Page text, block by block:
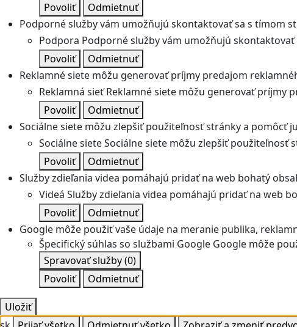
Povoliť
Odmietnuť
Podporné služby vám umožňujú skontaktovať sa s tímom
Podpora Podporné služby vám umožňujú
Povoliť
Odmietnuť
Reklamné siete môžu generovať príjmy predajom
Reklamná sieť Reklamné siete môžu generovať príjmy
Povoliť
Odmietnuť
Sociálne siete môžu zlepšiť použiteľnosť stránky a pomôcť
Sociálne sieteSociálne siete môžu zlepšiť
Povoliť
Odmietnuť
Služby zdieľania videa pomáhajú pridať na web bohatý
Videá Služby zdieľania videa pomáhajú pridať na web
Povoliť
Odmietnuť
Google môže použiť vaše údaje na meranie publika,
Špecifický súhlas so službami Google Google môže
Spravovať služby(0)
Povoliť
Odmietnuť
Uložiť